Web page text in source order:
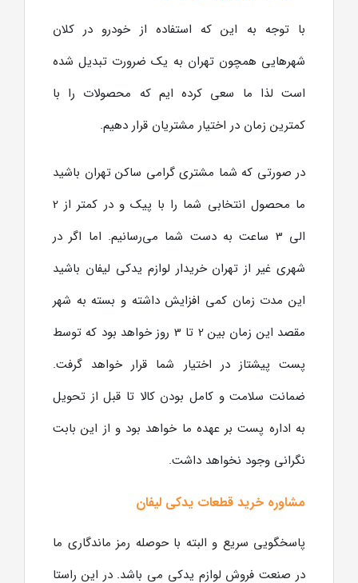
با توجه به این که استفاده از خودرو در کلان
شهرهایی همچون تهران به یک ضرورت تبدیل شده
است لذا ما سعی کرده ایم که محصولات را با
کمترین زمان در اختیار مشتریان قرار دهیم.
در صورتی که شما مشتری گرامی ساکن تهران باشید
ما محصول انتخابی شما را با پیک و در کمتر از 2
الی 3 ساعت به دست شما می‌رسانیم. اما اگر در
شهری غیر از تهران خریدار لوازم یدکی لیفان باشید
این مدت زمان کمی افزایش داشته و بسته به شهر
مقصد این زمان بین 2 تا 3 روز خواهد بود که توسط
پست پیشتاز در اختیار شما قرار خواهد گرفت.
ضمانت سلامت و کامل بودن کالا تا قبل از تحویل
به اداره پست بر عهده ما خواهد بود و از این بابت
نگرانی وجود نخواهد داشت.
مشاوره خرید قطعات یدکی لیفان
پاسخگویی سریع و البته با حوصله رمز ماندگاری ما
در صنعت فروش لوازم یدکی می باشد. در این راستا